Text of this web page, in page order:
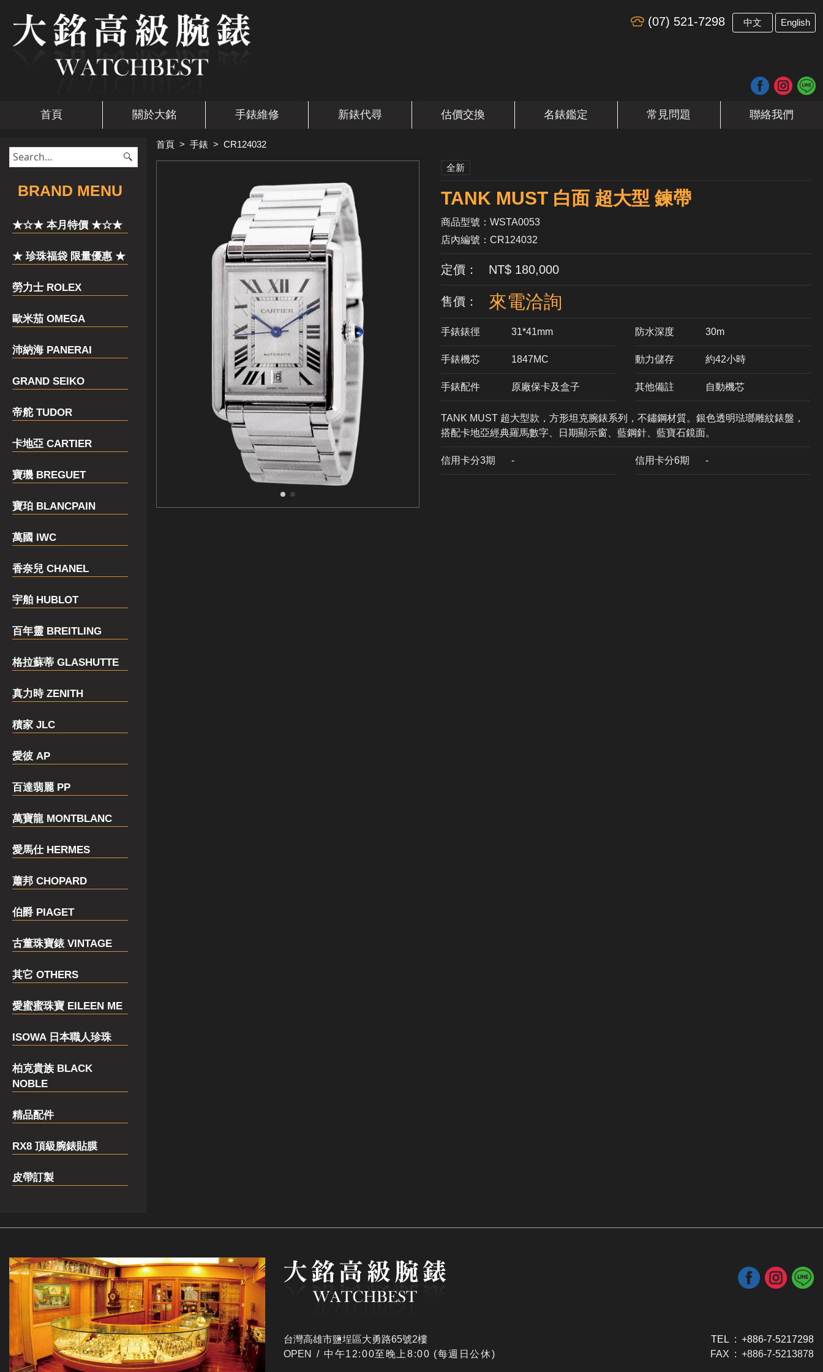
(07) 521-7298 中文 English
首頁 關於大銘 手錶維修 新錶代尋 估價交換 名錶鑑定 常見問題 聯絡我們
​BRAND MENU
★☆★ 本月特價 ★☆★
★ 珍珠福袋 限量優惠 ★
勞力士 ROLEX
歐米茄 OMEGA
沛納海 PANERAI
GRAND SEIKO
帝舵 TUDOR
卡地亞 CARTIER
寶璣 BREGUET
寶珀 BLANCPAIN
萬國 IWC
香奈兒 CHANEL
宇舶 HUBLOT
百年靈 BREITLING
格拉蘇蒂 GLASHUTTE
真力時 ZENITH
積家 JLC
愛彼 AP
百達翡麗 PP
萬寶龍 MONTBLANC
愛馬仕 HERMES
蕭邦 CHOPARD
伯爵 PIAGET
古董珠寶錶 VINTAGE
其它 OTHERS
愛蜜蜜珠寶 EILEEN ME
ISOWA 日本職人珍珠
柏克貴族 BLACK
NOBLE
精品配件
RX8 頂級腕錶貼膜
皮帶訂製
首頁 > 手錶 > CR124032
全新
TANK MUST 白面 超大型 鍊帶
商品型號：WSTA0053
店內編號：CR124032
定價： NT$ 180,000
售價： 來電洽詢
手錶錶徑 31*41mm 防水深度 30m
手錶機芯 ​1847MC 動力儲存 約42小時
手錶配件 原廠保卡及盒子 其他備註 自動機芯
TANK MUST 超大型款，方形坦克腕錶系列，不鏽鋼材質。銀色透明琺瑯雕紋錶盤，
搭配卡地亞經典羅馬數字、日期顯示窗、藍鋼針、藍寶石鏡面。
信用卡分3期 ​- 信用卡分6期 -
台灣高雄市鹽埕區大勇路65號2樓
OPEN / ​中午12:00至晚上8:00 (每週日公休)
TEL : +886-7-5217298
FAX : +886-7-5213878